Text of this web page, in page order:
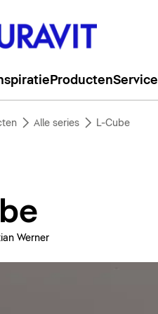
ProductenService
Alle series L-Cube
Werner